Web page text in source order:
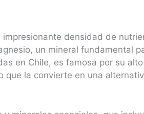
densidad de
un mineral fundamental
en Chile, es famosa por su
que la convierte en una